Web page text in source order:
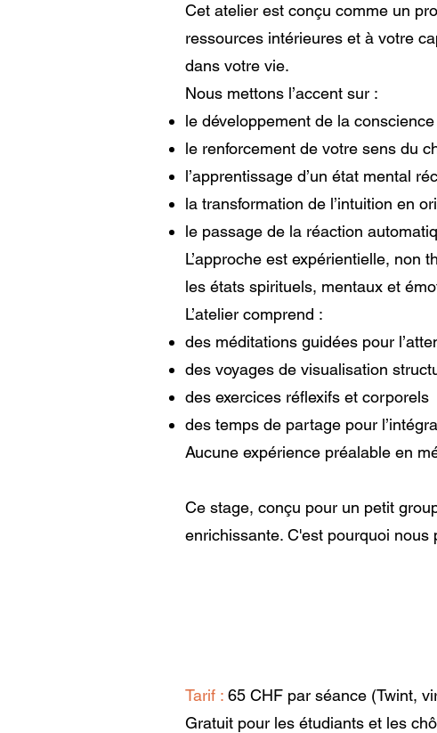
Cet atelier est conçu comme un
ressources intérieures et à votre
dans votre vie.
Nous mettons l’accent sur :
le développement de la
le renforcement de votre sens du
l’apprentissage d’un état mental
la transformation de l’intuition en
le passage de la réaction
L’approche est expérientielle,
les états spirituels, mentaux et
L’atelier comprend :
des méditations guidées pour
des voyages de visualisation
des exercices réflexifs et corporels
des temps de partage pour
Aucune expérience préalable en
Ce stage, conçu pour un petit
enrichissante. C'est pourquoi nous
Tarif : 65 CHF par séance (Twint,
Gratuit pour les étudiants et les